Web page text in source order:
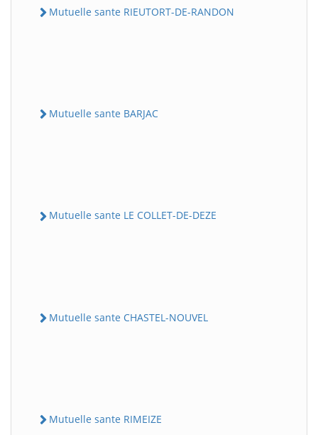
Mutuelle sante RIEUTORT-DE-RANDON
Mutuelle sante BARJAC
Mutuelle sante LE COLLET-DE-DEZE
Mutuelle sante CHASTEL-NOUVEL
Mutuelle sante RIMEIZE